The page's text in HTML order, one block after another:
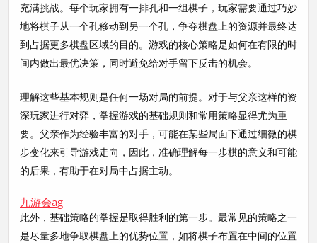
充满挑战。每个玩家拥有一排孔和一组棋子，玩家需要通过巧妙
地将棋子从一个孔移动到另一个孔，争夺棋盘上的资源并最终达
到占据更多棋盘区域的目的。游戏的核心策略是如何在有限的时
间内做出最优决策，同时避免给对手留下反击的机会。
理解这些基本规则是任何一场对局的前提。对于与父亲这样的资
深玩家进行对弈，掌握游戏的基础规则和常用策略显得尤为重
要。父亲作为经验丰富的对手，可能在某些局面下通过细微的棋
步变化来引导游戏走向，因此，准确理解每一步棋的意义和可能
的后果，有助于在对局中占据主动。
九游会ag
此外，基础策略的掌握是取得胜利的第一步。最常见的策略之一
是尽量多地争取棋盘上的优势位置，如将棋子布置在中间的位置